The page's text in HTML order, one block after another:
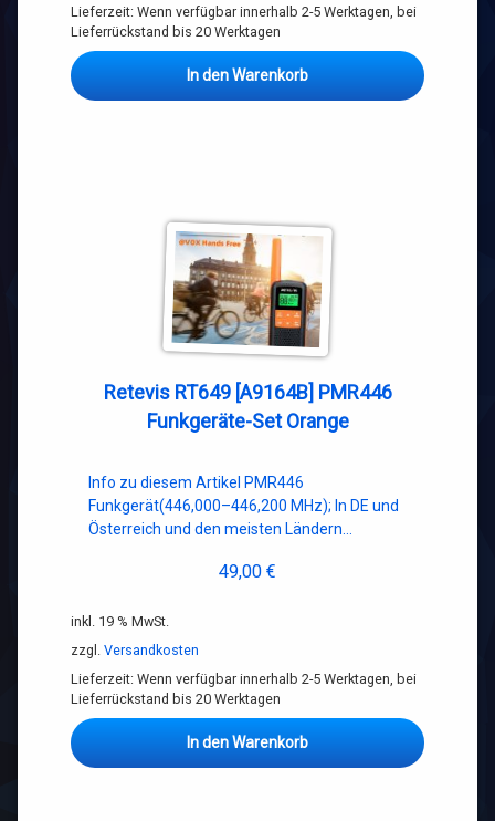
Lieferzeit: Wenn verfügbar innerhalb 2-5 Werktagen, bei
Lieferrückstand bis 20 Werktagen
In den Warenkorb
Retevis RT649 [A9164B] PMR446
Funkgeräte-Set Orange
Info zu diesem Artikel PMR446
Funkgerät(446,000–446,200 MHz); In DE und
Österreich und den meisten Ländern…
49,00 €
inkl. 19 % MwSt.
zzgl. Versandkosten
Lieferzeit: Wenn verfügbar innerhalb 2-5 Werktagen, bei
Lieferrückstand bis 20 Werktagen
In den Warenkorb